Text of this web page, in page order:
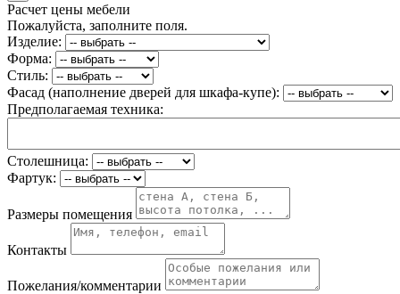
Расчет цены мебели
Пожалуйста, заполните поля.
Изделие:
Форма:
Стиль:
Фасад (наполнение дверей для шкафа-купе):
Предполагаемая техника:
Столешница:
Фартук:
Размеры помещения
Контакты
Пожелания/комментарии